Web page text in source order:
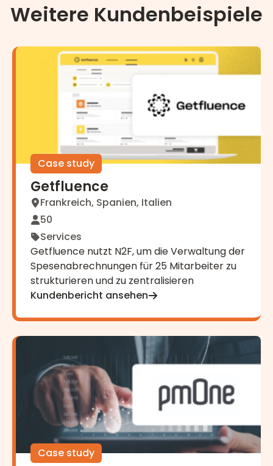
Weitere Kundenbeispiele
Case study
Getfluence
Frankreich, Spanien, Italien
50
Services
Getfluence nutzt N2F, um die Verwaltung der
Spesenabrechnungen für 25 Mitarbeiter zu
strukturieren und zu zentralisieren
Kundenbericht ansehen
Getfluence
Case study
pmOne